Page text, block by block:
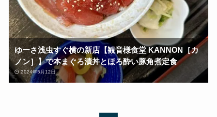
ゆーさ浅虫すぐ横の新店【観音様食堂 KANNON［カ
ノン］】で本まぐろ漬丼とほろ酔い豚角煮定食
2024年5月12日